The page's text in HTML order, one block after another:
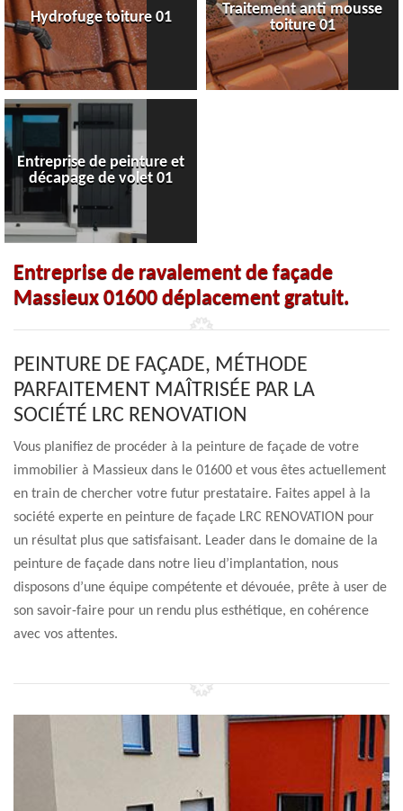
Hydrofuge toiture 01
Traitement anti mousse
toiture 01
Entreprise de peinture et
décapage de volet 01
Entreprise de ravalement de façade
Massieux 01600 déplacement gratuit.
PEINTURE DE FAÇADE, MÉTHODE
PARFAITEMENT MAÎTRISÉE PAR LA
SOCIÉTÉ LRC RENOVATION
Vous planifiez de procéder à la peinture de façade de votre
immobilier à Massieux dans le 01600 et vous êtes actuellement
en train de chercher votre futur prestataire. Faites appel à la
société experte en peinture de façade LRC RENOVATION pour
un résultat plus que satisfaisant. Leader dans le domaine de la
peinture de façade dans notre lieu d’implantation, nous
disposons d’une équipe compétente et dévouée, prête à user de
son savoir-faire pour un rendu plus esthétique, en cohérence
avec vos attentes.